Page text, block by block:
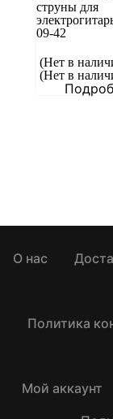
струны для
09-42
(Нет в
(Нет в
О нас
Политика
Мой аккаунт